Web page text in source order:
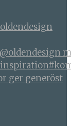
ger generöst